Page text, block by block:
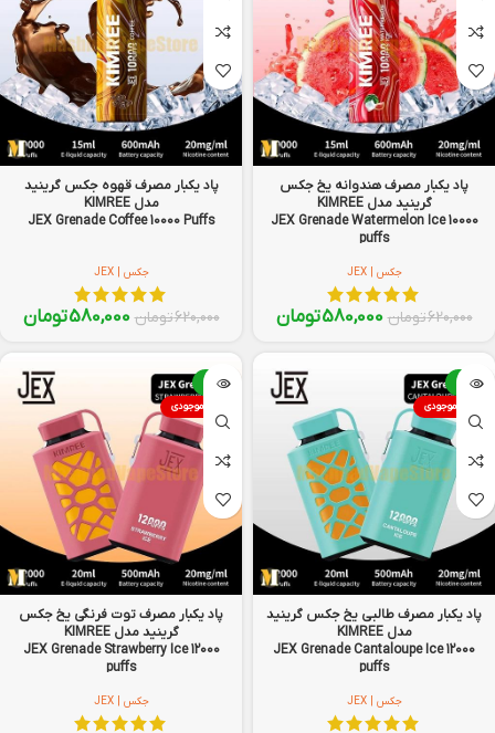
پاد یکبار مصرف هندوانه یخ جکس
گرینید مدل KIMREE
JEX Grenade Watermelon Ice 10000
puffs
جکس | JEX
620,000تومان 580,000تومان
پاد یکبار مصرف قهوه جکس گرینید
مدل KIMREE
JEX Grenade Coffee 10000 Puffs
جکس | JEX
620,000تومان 580,000تومان
-8%
اتمام موجودی
پاد یکبار مصرف طالبی یخ جکس گرینید
مدل KIMREE
JEX Grenade Cantaloupe Ice 12000
puffs
جکس | JEX
-8%
اتمام موجودی
پاد یکبار مصرف توت فرنگی یخ جکس
گرینید مدل KIMREE
JEX Grenade Strawberry Ice 12000
puffs
جکس | JEX